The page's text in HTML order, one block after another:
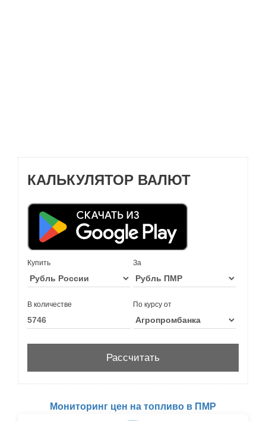
КАЛЬКУЛЯТОР ВАЛЮТ
Купить За
В количестве По курсу от
Мониторинг цен на топливо в ПМР